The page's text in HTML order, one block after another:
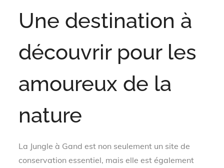
Une destination à
découvrir pour les
amoureux de la
nature
La Jungle à Gand est non seulement un site de
conservation essentiel, mais elle est également